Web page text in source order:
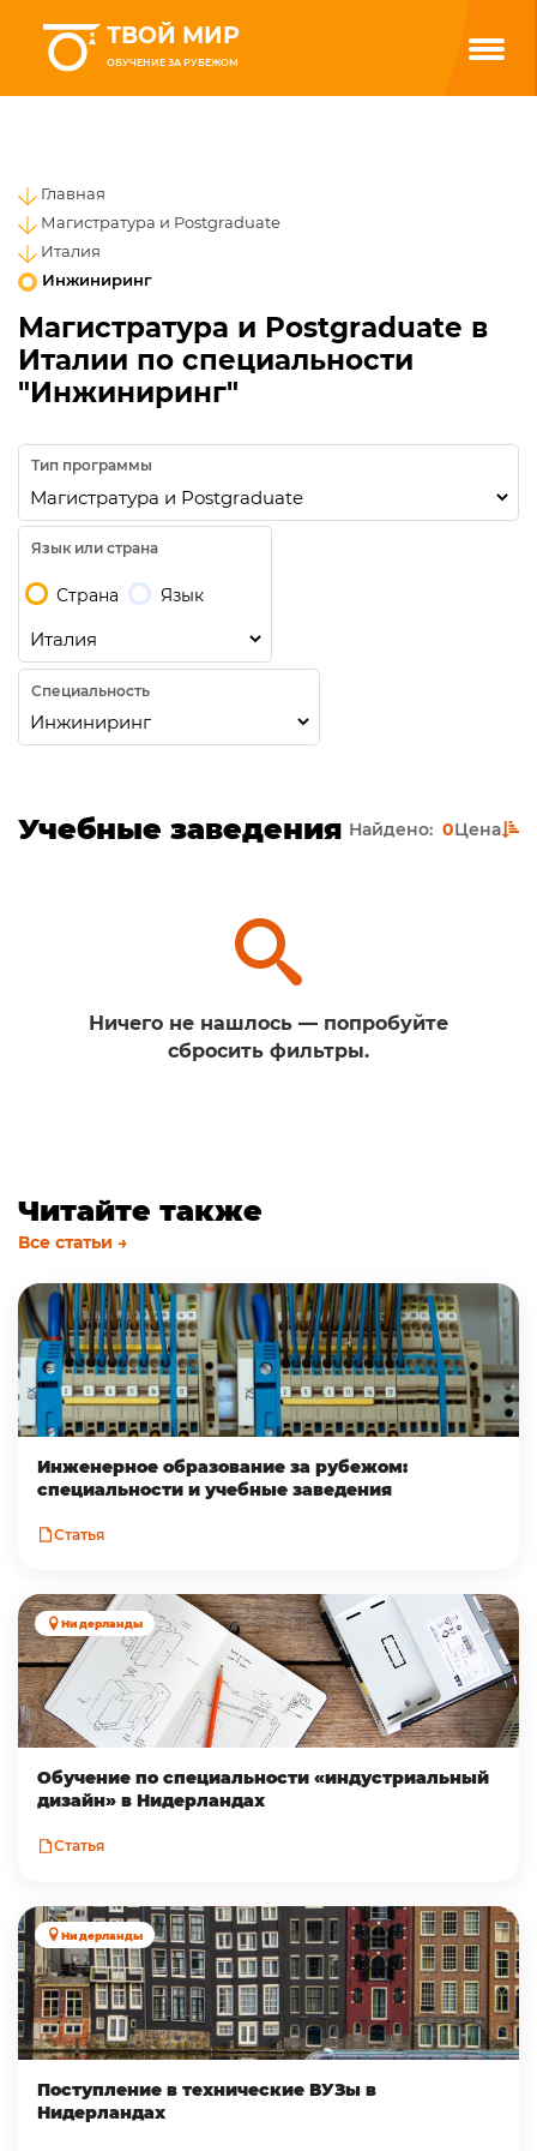
ТВОЙ МИР
ОБУЧЕНИЕ ЗА РУБЕЖОМ
Главная
Магистратура и Postgraduate
Италия
Инжиниринг
Магистратура и Postgraduate в
Италии по специальности
"Инжиниринг"
Тип программы
Язык или страна
Страна Язык
Специальность
Учебные заведения Найдено: 0Цена
Ничего не нашлось — попробуйте
сбросить фильтры.
Читайте также
Все статьи →
Инженерное образование за рубежом:
специальности и учебные заведения
Статья
Нидерланды
Обучение по специальности «индустриальный
дизайн» в Нидерландах
Статья
Нидерланды
Поступление в технические ВУЗы в
Нидерландах